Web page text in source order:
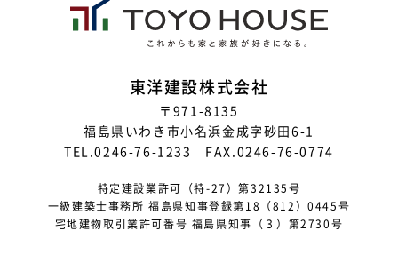
2023年7月
2023年6月
2023年5月
2023年4月
2023年3月
2023年2月
東洋建設株式会社
〒971-8135
福島県いわき市小名浜金成字砂田6-1
TEL.0246-76-1233 FAX.0246-76-0774
特定建設業許可（特-27）第32135号
一級建築士事務所 福島県知事登録第18（812）0445号
宅地建物取引業許可番号 福島県知事（３）第2730号